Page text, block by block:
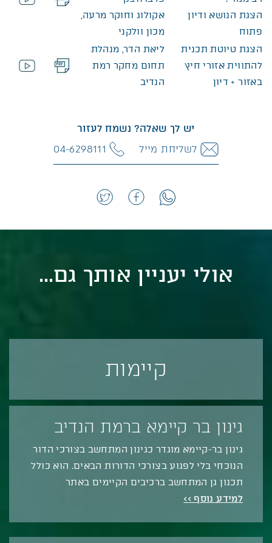
הצגת הנושא ודיון
פתוח
אקולוג וחוקר מרעה,
מכון וולקני
הצגת טיוטת תכנית
להתווית אזורי חיץ
באזור + דיון
ליאת הדר, מנהלת
תחום מחקר רמת
הנדיב
יש לך שאלה? נשמח לעזור
לשליחת מייל
04-6298111
אולי יעניין אותך גם...
קיימות
גינון בר קיימא ברמת הנדיב
גינון בר-קיימא מוגדר כגינון המתחשב בצורכי הדור
הנוכחי בלי לפגוע בצורכי הדורות הבאים. הוא כולל
תכנון גן המתחשב ברכיבים הקיימים באתר
למידע נוסף >>